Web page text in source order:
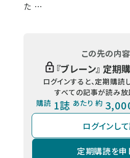
た …
この先の内
『ブレーン』 定期
ログインすると、定期購読
すべての記事が読み放
購読 1誌 あたり 約
ログインし
定期購読を申